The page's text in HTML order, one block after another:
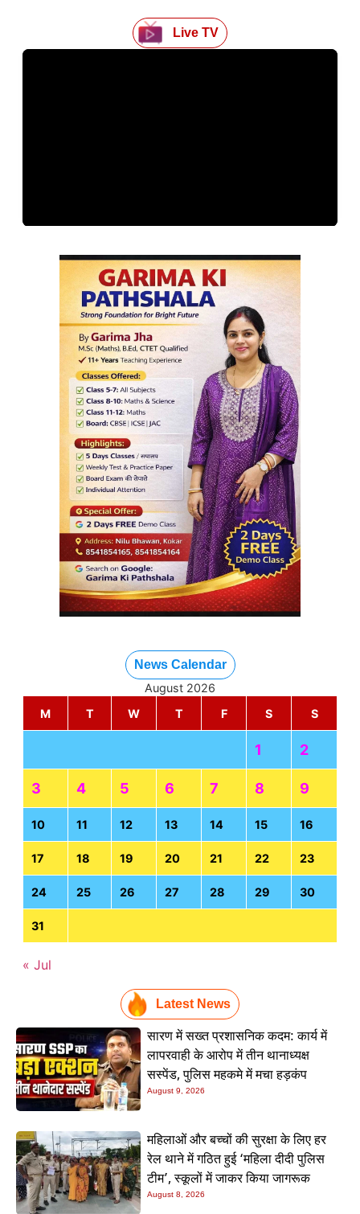
Live TV
News Calendar
August 2026
M
T W T F S S
1 2
3 4 5 6 7 8 9
10 11 12 13 14 15 16
17 18 19 20 21 22 23
24 25 26 27 28 29 30
31
« Jul
Latest News
सारण में सख्त प्रशासनिक कदम: कार्य में
लापरवाही के आरोप में तीन थानाध्यक्ष
सस्पेंड, पुलिस महकमे में मचा हड़कंप
August 9, 2026
महिलाओं और बच्चों की सुरक्षा के लिए हर
रेल थाने में गठित हुई ‘महिला दीदी पुलिस
टीम’, स्कूलों में जाकर किया जागरूक
August 8, 2026